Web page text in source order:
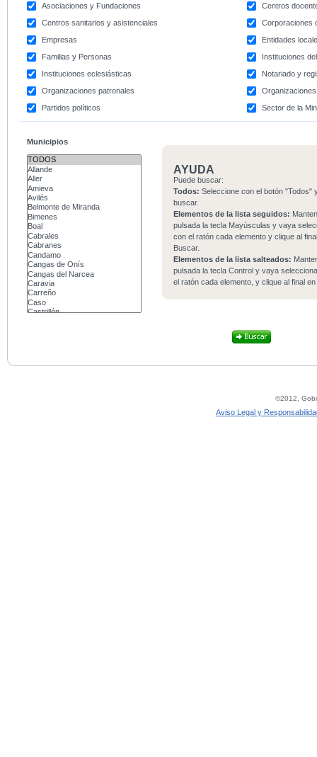
Asociaciones y Fundaciones
Centros
Centros sanitarios y asistenciales
Corporaciones
Empresas
Entidades
Familias y Personas
Instituciones
Instituciones eclesiásticas
Notariado y
Organizaciones patronales
Partidos políticos
Sector de la
Municipios
AYUDA
Puede buscar:
Todos: Seleccione con el botón "Todos"
buscar.
Elementos de la lista seguidos:
pulsada la tecla Mayúsculas y vaya
con el ratón cada elemento y clique al
Buscar.
Elementos de la lista salteados:
pulsada la tecla Control y vaya
el ratón cada elemento, y clique al final
©2012,
Aviso Legal y